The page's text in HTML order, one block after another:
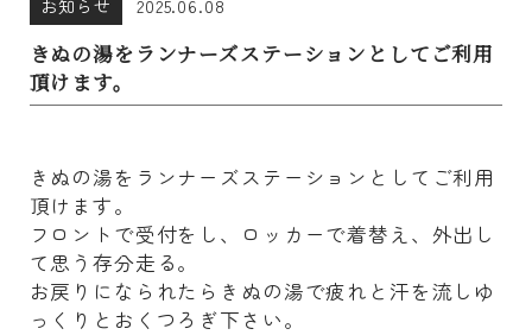
お知らせ 2025.06.08
きぬの湯をランナーズステーションとしてご利用
頂けます。
きぬの湯をランナーズステーションとしてご利用
頂けます。
フロントで受付をし、ロッカーで着替え、外出し
て思う存分走る。
お戻りになられたらきぬの湯で疲れと汗を流しゆ
っくりとおくつろぎ下さい。